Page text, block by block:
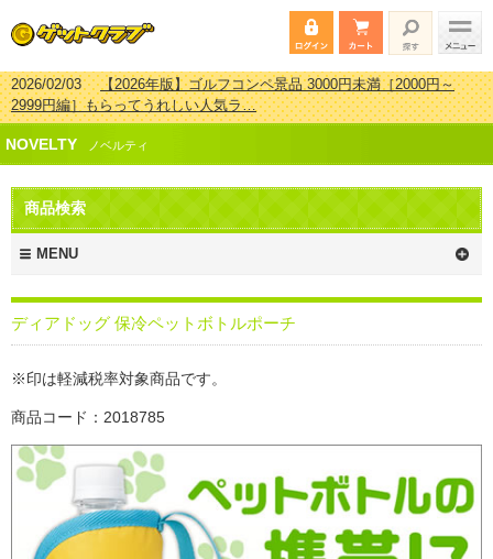
2026/02/03【2026年版】ゴルフコンペ景品 3000円未満［2000円～
2999円編］もらってうれしい人気ラ…
2026/07/15【2026年版】ビンゴゲーム景品おすすめ金額別人気ランキ
ング 更新しました！
2026/04/03【2026年版】ゴルフコンペ景品 3000円未満［2000円～
2999円編］もらってうれしい人気ラ…
2026/02/16
新しました！
NOVELTY ノベルティ
商品検索
MENU
ディアドッグ 保冷ペットボトルポーチ
※印は軽減税率対象商品です。
商品コード：2018785